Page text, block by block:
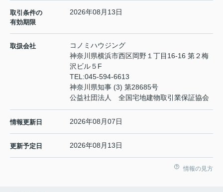
取引条件の
有効期限
2026年08月13日
取扱会社
コノミハウジング
神奈川県横浜市西区岡野１丁目16-16 第２梅
沢ビル５F
TEL:045-594-6613
神奈川県知事 (3) 第28685号
公益社団法人 全国宅地建物取引業保証協会
情報更新日 2026年08月07日
更新予定日 2026年08月13日
情報の見方